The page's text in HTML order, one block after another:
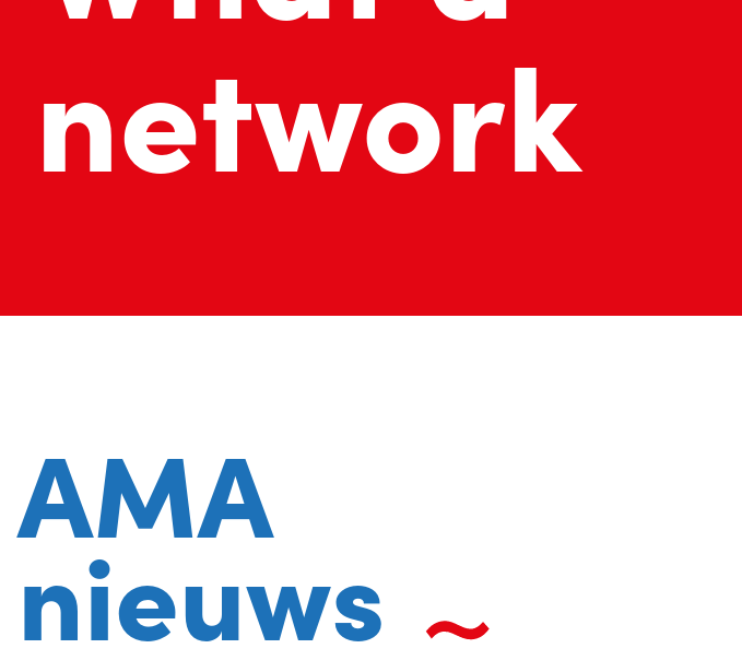
network
AMA
nieuws